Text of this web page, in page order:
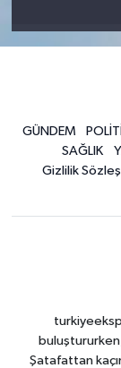
GÜNDEM
SAĞLIK
Gizlilik
Şatafattan